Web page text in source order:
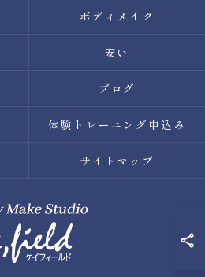
ボディメイク
安い
ブログ
体験トレーニング申込み
サイトマップ